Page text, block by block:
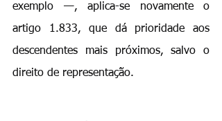
exemplo —, aplica-se novamente o
artigo 1.833, que dá prioridade aos
descendentes mais próximos, salvo o
direito de representação.